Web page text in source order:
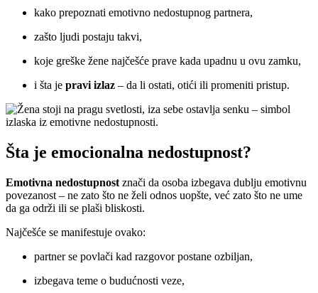
kako prepoznati emotivno nedostupnog partnera,
zašto ljudi postaju takvi,
koje greške žene najčešće prave kada upadnu u ovu zamku,
i šta je pravi izlaz – da li ostati, otići ili promeniti pristup.
Šta je emocionalna nedostupnost?
Emotivna nedostupnost znači da osoba izbegava dublju emotivnu
povezanost – ne zato što ne želi odnos uopšte, već zato što ne ume
da ga održi ili se plaši bliskosti.
Najčešće se manifestuje ovako:
partner se povlači kad razgovor postane ozbiljan,
izbegava teme o budućnosti veze,